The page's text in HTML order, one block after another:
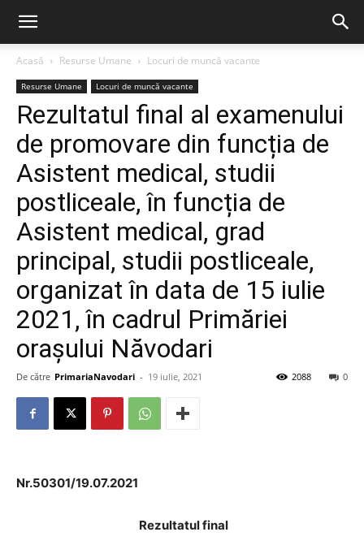
Acasă Resurse Umane Locuri de muncă vacante
Resurse Umane Locuri de muncă vacante
Rezultatul final al examenului
de promovare din funcția de
Asistent medical, studii
postliceale, în funcția de
Asistent medical, grad
principal, studii postliceale,
organizat în data de 15 iulie
2021, în cadrul Primăriei
orașului Năvodari
De către PrimariaNavodari - 19 iulie, 2021 0
2088
Nr.50301/19.07.2021
Rezultatul final